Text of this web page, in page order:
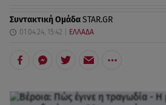
Συντακτική ΟμάδαSTAR.GR
01.04.24, 15:42 ΕΛΛΑΔΑ